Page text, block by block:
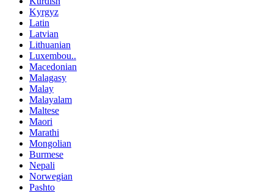
Kyrgyz
Latin
Latvian
Lithuanian
Luxembou..
Macedonian
Malagasy
Malay
Malayalam
Maltese
Maori
Marathi
Mongolian
Burmese
Nepali
Norwegian
Pashto